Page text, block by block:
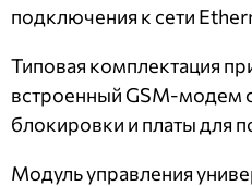
подключения к сети
Типовая комплектация
встроенный GSM-модем
блокировки и платы для
Модуль управления